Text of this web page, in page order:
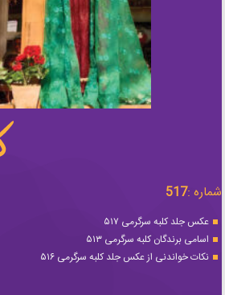
شماره :517
عکس جلد کلبه سرگرمی ۵۱۷
اسامی برندگان کلبه سرگرمی ۵۱۳
نکات خواندنی از عکس جلد کلبه سرگرمی ۵۱۶